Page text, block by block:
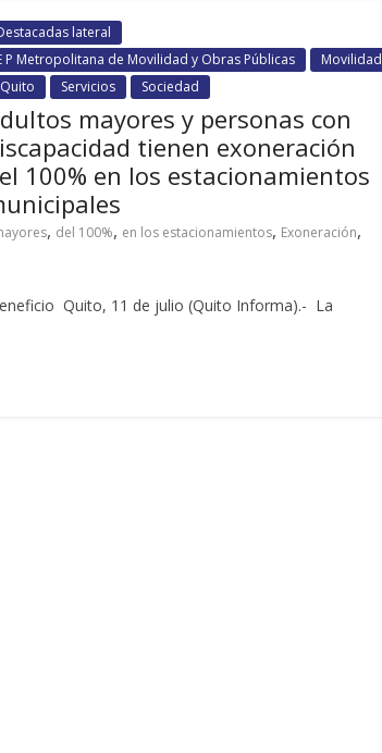
lateral
P Metropolitana de Movilidad y Obras Públicas
Movilidad
Quito
Servicios Sociedad
mayores y personas con
tienen exoneración
100% en los estacionamientos
, del 100%, en los estacionamientos, Exoneración,
Quito, 11 de julio (Quito Informa).- La